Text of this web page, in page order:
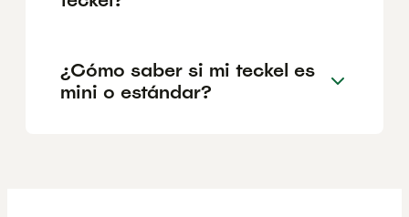
¿Cómo saber si mi teckel es
mini o estándar?